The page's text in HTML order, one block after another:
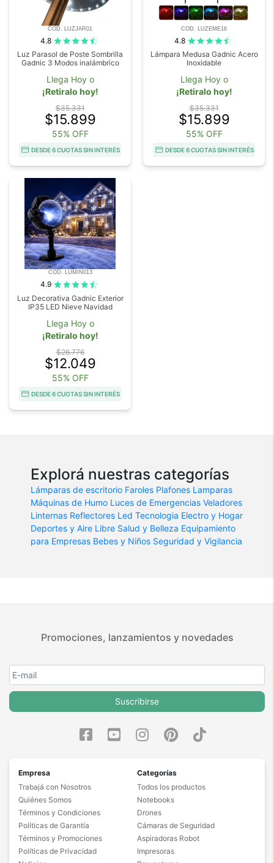
COD. LUZJAR01
4.8
Luz Parasol de Poste Sombrilla
Gadnic 3 Modos inalámbrico
Llega Hoy o
¡Retiralo hoy!
$35.331
$15.899
55% OFF
DESDE 6 CUOTAS SIN INTERÉS
COD. LUZEME16
4.8
Lámpara Medusa Gadnic Acero
Inoxidable
Llega Hoy o
¡Retiralo hoy!
$35.331
$15.899
55% OFF
DESDE 6 CUOTAS SIN INTERÉS
COD. LUMIN013
4.9
Luz Decorativa Gadnic Exterior
IP35 LED Nieve Navidad
Llega Hoy o
¡Retiralo hoy!
$26.776
$12.049
55% OFF
DESDE 6 CUOTAS SIN INTERÉS
Explorá nuestras categorías
Lámparas de escritorio Faroles Plafones Lamparas
Máquinas de Humo Luces de Emergencias Veladores
Linternas Reflectores Led Tecnologia Electro y Hogar
Deportes y Aire Libre Salud y Belleza Equipamiento
para Empresas Bebes y Niños Seguridad y Vigilancia
Promociones, lanzamientos y novedades
Suscribirse
Empresa
Trabajá con Nosotros
Quiénes Somos
Términos y Condiciones
Políticas de Garantía
Términos y Promociones
Políticas de Privacidad
Categorías
Todos los productos
Notebooks
Drones
Cámaras de Seguridad
Aspiradoras Robot
Impresoras